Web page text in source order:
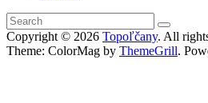
Copyright © 2026 Topoľčany. All
Theme: ColorMag by ThemeGrill.